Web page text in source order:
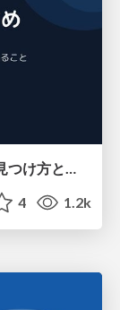
登壇駆動学習のすすめ — CfPのネタの見つけ方と書くときに意識していること
4 1.2k